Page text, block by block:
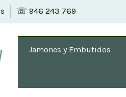
☏ 946 243 769
Jamones y Embutidos